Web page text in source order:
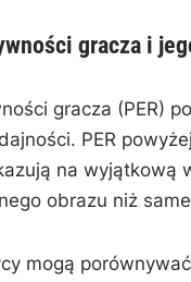
gracza i
gracza (PER)
PER
na wyjątkową
obrazu niż
mogą